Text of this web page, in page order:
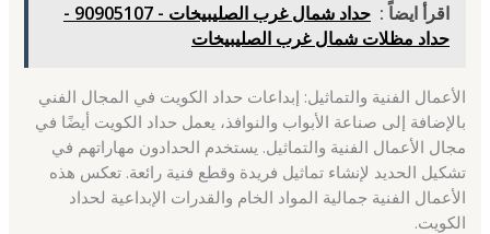
اقرأ ايضاً :
حداد شمال غرب الصليبيخات - 90905107 -
حداد مظلات شمال غرب الصليبيخات
الأعمال الفنية والتماثيل: إبداعات حداد الكويت في المجال الفني
بالإضافة إلى صناعة الأبواب والنوافذ، يعمل حداد الكويت أيضًا في
مجال الأعمال الفنية والتماثيل. يستخدم الحدادون مهاراتهم في
تشكيل الحديد لإنشاء تماثيل فريدة وقطع فنية رائعة. تعكس هذه
الأعمال الفنية جمالية المواد الخام والقدرات الإبداعية لحداد
الكويت.